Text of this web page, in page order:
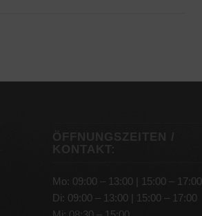
ÖFFNUNGSZEITEN /
KONTAKT:
Mo: 09:00 – 13:00 | 15:00 – 17:00
Di: 09:00 – 13:00 | 15:00 – 17:00